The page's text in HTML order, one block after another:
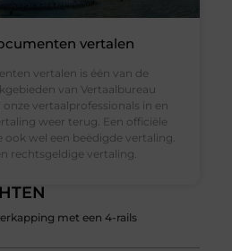
met een 4-rails
vertalen
vertalen is één van de
van Vertaalbureau
onze vertaalprofessionals in en
weer terug. Een officiële
wel een beëdigde vertaling.
rechtsgeldige vertaling.